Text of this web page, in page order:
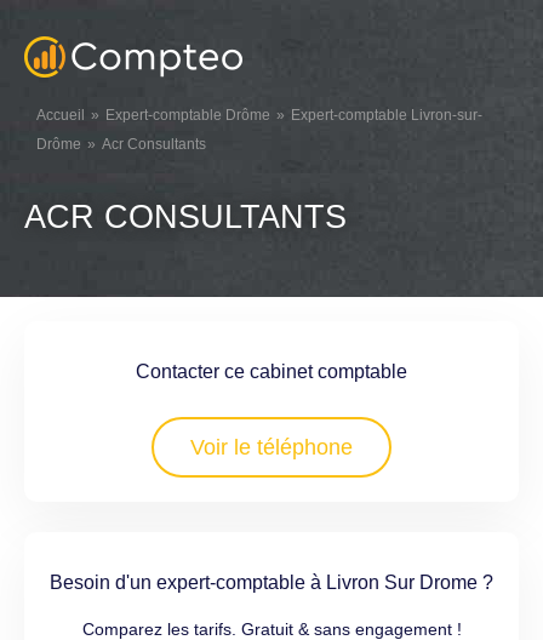
Accueil Expert-comptable Drôme
Expert-comptable Livron-sur-
Drôme
Acr Consultants
ACR CONSULTANTS
Contacter ce cabinet comptable
Voir le téléphone
Besoin d'un expert-comptable à Livron Sur Drome ?
Comparez les tarifs. Gratuit & sans engagement !